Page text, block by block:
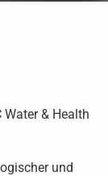
& Health
und